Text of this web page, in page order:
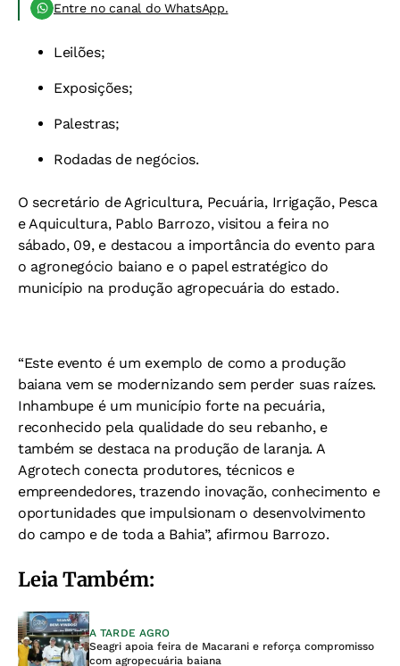
Entre no canal do WhatsApp.
Leilões;
Exposições;
Palestras;
Rodadas de negócios.
O secretário de Agricultura, Pecuária, Irrigação, Pesca
e Aquicultura, Pablo Barrozo, visitou a feira no
sábado, 09, e destacou a importância do evento para
o agronegócio baiano e o papel estratégico do
município na produção agropecuária do estado.
“Este evento é um exemplo de como a produção
baiana vem se modernizando sem perder suas raízes.
Inhambupe é um município forte na pecuária,
reconhecido pela qualidade do seu rebanho, e
também se destaca na produção de laranja. A
Agrotech conecta produtores, técnicos e
empreendedores, trazendo inovação, conhecimento e
oportunidades que impulsionam o desenvolvimento
do campo e de toda a Bahia”, afirmou Barrozo.
Leia Também:
A TARDE AGRO
Seagri apoia feira de Macarani e reforça compromisso
com agropecuária baiana